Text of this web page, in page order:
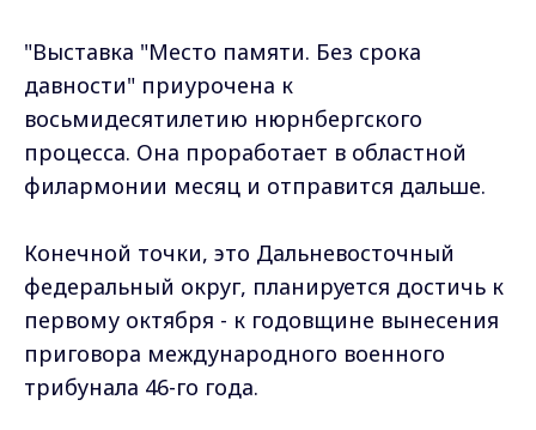
"Выставка "Место памяти. Без срока
давности" приурочена к
восьмидесятилетию нюрнбергского
процесса. Она проработает в областной
филармонии месяц и отправится дальше.
Конечной точки, это Дальневосточный
федеральный округ, планируется достичь к
первому октября - к годовщине вынесения
приговора международного военного
трибунала 46-го года.